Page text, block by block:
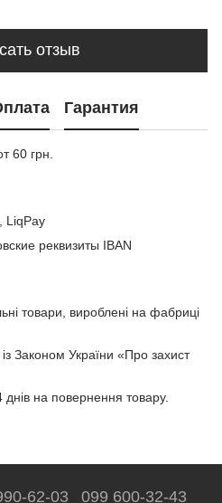
отзыв
Гарантия
60 грн.
LiqPay
реквизиты IBAN
товари, вироблені на фабриці
Законом України «Про захист
на повернення товару.
62-03 099 600-32-43